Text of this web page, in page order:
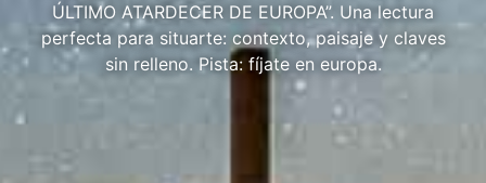
ÚLTIMO ATARDECER DE EUROPA”. Una lectura
perfecta para situarte: contexto, paisaje y claves
sin relleno. Pista: fíjate en europa.